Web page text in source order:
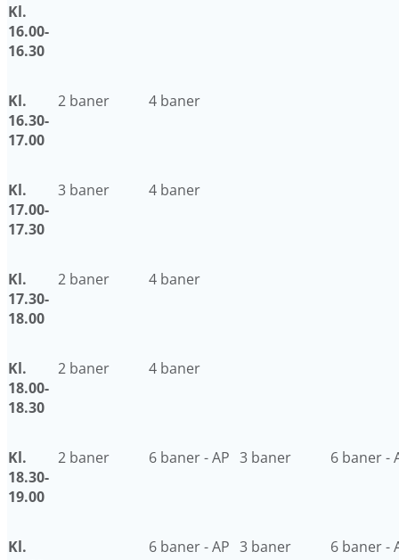
Kl.
16.00-
16.30
Kl.
16.30-
17.00
2 baner 4 baner
Kl.
17.00-
17.30
3 baner 4 baner
Kl.
17.30-
18.00
2 baner 4 baner
Kl.
18.00-
18.30
2 baner 4 baner
Kl.
18.30-
19.00
2 baner 6 baner - AP 3 baner 6 baner -
Kl.
6 baner - AP 3 baner 6 baner -